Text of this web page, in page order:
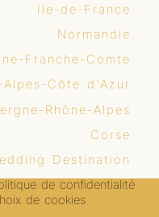
Ile-de-France
Normandie
Franche-Comte
Alpes-Côte d'Azur
Rhône-Alpes
Corse
Destination
de confidentialité-
de cookies